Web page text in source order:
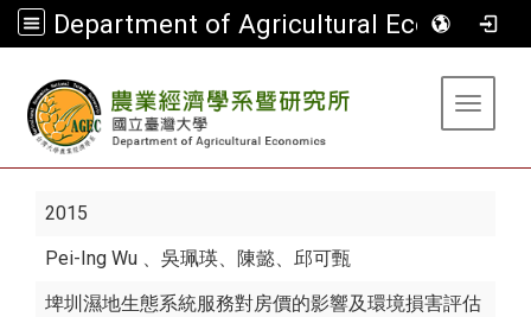
Department of Agricultural Economics
Toggle
2015
Pei-Ing Wu 、吳珮瑛、陳懿、邱可甄
埤圳濕地生態系統服務對房價的影響及環境損害評估